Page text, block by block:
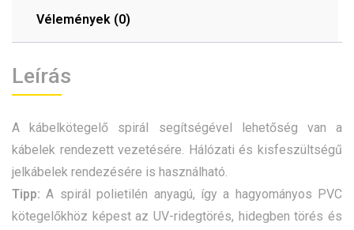
Vélemények (0)
Leírás
A kábelkötegelő spirál segítségével lehetőség van a
kábelek rendezett vezetésére. Hálózati és kisfeszültségű
jelkábelek rendezésére is használható.
Tipp: A spirál polietilén anyagú, így a hagyományos PVC
kötegelőkhöz képest az UV-ridegtörés, hidegben törés és